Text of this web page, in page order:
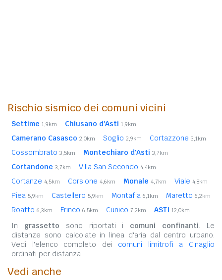
Rischio sismico dei comuni vicini
Settime 1,9km Chiusano d'Asti 1,9km
Camerano Casasco 2,0km Soglio 2,9km Cortazzone 3,1km
Cossombrato 3,5km Montechiaro d'Asti 3,7km
Cortandone 3,7km Villa San Secondo 4,4km
Cortanze 4,5km Corsione 4,6km Monale 4,7km Viale 4,8km
Piea 5,9km Castellero 5,9km Montafia 6,1km Maretto 6,2km
Roatto 6,3km Frinco 6,5km Cunico 7,2km ASTI 12,0km
In grassetto sono riportati i comuni confinanti. Le
distanze sono calcolate in linea d'aria dal centro urbano.
Vedi l'elenco completo dei comuni limitrofi a Cinaglio
ordinati per distanza.
Vedi anche